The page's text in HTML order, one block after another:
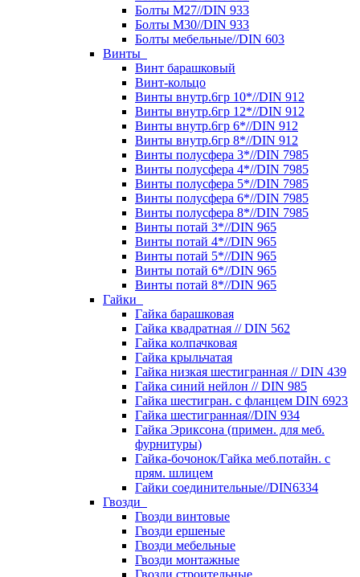
Болты М27//DIN 933
Болты М30//DIN 933
Болты мебельные//DIN 603
Винты
Винт барашковый
Винт-кольцо
Винты внутр.6гр 10*//DIN 912
Винты внутр.6гр 12*//DIN 912
Винты внутр.6гр 6*//DIN 912
Винты внутр.6гр 8*//DIN 912
Винты полусфера 3*//DIN 7985
Винты полусфера 4*//DIN 7985
Винты полусфера 5*//DIN 7985
Винты полусфера 6*//DIN 7985
Винты полусфера 8*//DIN 7985
Винты потай 3*//DIN 965
Винты потай 4*//DIN 965
Винты потай 5*//DIN 965
Винты потай 6*//DIN 965
Винты потай 8*//DIN 965
Гайки
Гайка барашковая
Гайка квадратная // DIN 562
Гайка колпачковая
Гайка крыльчатая
Гайка низкая шестигранная // DIN 439
Гайка синий нейлон // DIN 985
Гайка шестигран. с фланцем DIN 6923
Гайка шестигранная//DIN 934
Гайка Эриксона (примен. для меб.
фурнитуры)
Гайка-бочонок/Гайка меб.потайн. с
прям. шлицем
Гайки соединительные//DIN6334
Гвозди
Гвозди винтовые
Гвозди ершеные
Гвозди мебельные
Гвозди монтажные
Гвозди строительные